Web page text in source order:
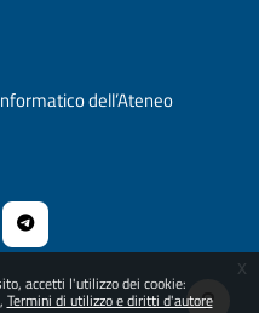
accetti l'utilizzo dei cookie:
Termini di utilizzo e diritti d'autore
x
dell’Ateneo